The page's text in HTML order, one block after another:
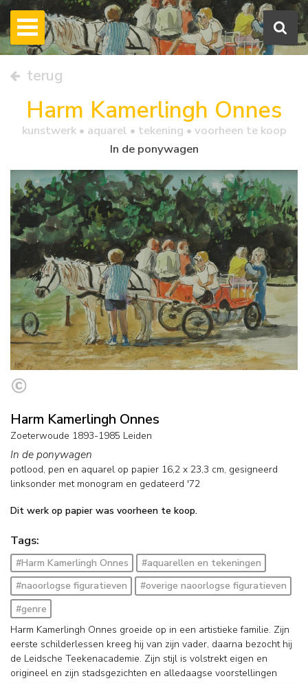
terug
Harm Kamerlingh Onnes
kunstwerk • aquarel • tekening • voorheen te koop
In de ponywagen
Harm Kamerlingh Onnes
Zoeterwoude 1893-1985 Leiden
In de ponywagen
potlood, pen en aquarel op papier 16,2 x 23,3 cm, gesigneerd
linksonder met monogram en gedateerd '72
Dit werk op papier was voorheen te koop.
Tags:
#Harm Kamerlingh Onnes
#aquarellen en tekeningen
#naoorlogse figuratieven
#overige naoorlogse figuratieven
#genre
Harm Kamerlingh Onnes groeide op in een artistieke familie. Zijn
eerste schilderlessen kreeg hij van zijn vader, daarna bezocht hij
de Leidsche Teekenacademie. Zijn stijl is volstrekt eigen en
origineel en zijn stadsgezichten en alledaagse voorstellingen